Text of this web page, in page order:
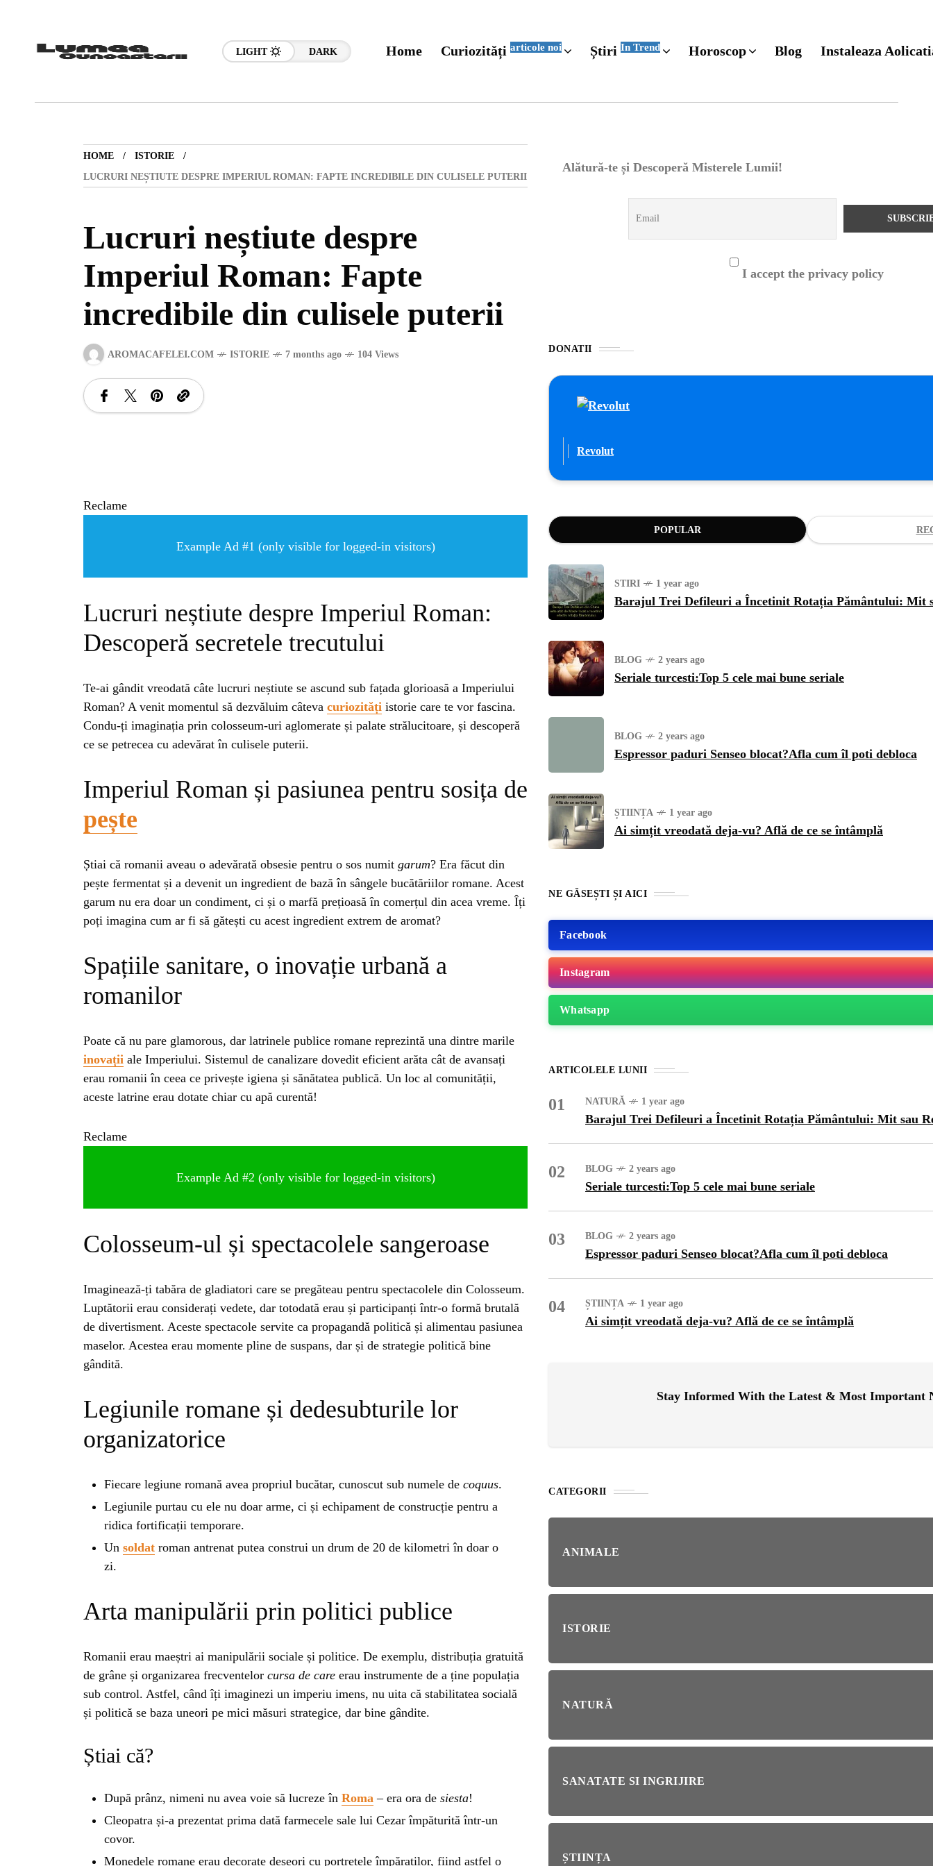
LIGHT DARK Home Curiozități articole noi Știri In Trend Horoscop Blog Instaleaza
HOME
ISTORIE
LUCRURI NEȘTIUTE DESPRE IMPERIUL ROMAN: FAPTE INCREDIBILE DIN CULISELE PUTERII
Lucruri neștiute despre
Imperiul Roman: Fapte
incredibile din culisele puterii
AROMACAFELEI.COM ISTORIE 7 months ago 104 Views
Reclame
Example Ad #1 (only visible for logged-in visitors)
Lucruri neștiute despre Imperiul Roman:
Descoperă secretele trecutului
Te-ai gândit vreodată câte lucruri neștiute se ascund sub fațada glorioasă a Imperiului
Roman? A venit momentul să dezvăluim câteva curiozități istorie care te vor fascina.
Condu-ți imaginația prin colosseum-uri aglomerate și palate strălucitoare, și descoperă
ce se petrecea cu adevărat în culisele puterii.
Imperiul Roman și pasiunea pentru sosița de
pește
Știai că romanii aveau o adevărată obsesie pentru o sos numit garum? Era făcut din
pește fermentat și a devenit un ingredient de bază în sângele bucătăriilor romane. Acest
garum nu era doar un condiment, ci și o marfă prețioasă în comerțul din acea vreme. Îți
poți imagina cum ar fi să gătești cu acest ingredient extrem de aromat?
Spațiile sanitare, o inovație urbană a
romanilor
Poate că nu pare glamorous, dar latrinele publice romane reprezintă una dintre marile
inovații ale Imperiului. Sistemul de canalizare dovedit eficient arăta cât de avansați
erau romanii în ceea ce privește igiena și sănătatea publică. Un loc al comunității,
aceste latrine erau dotate chiar cu apă curentă!
Reclame
Example Ad #2 (only visible for logged-in visitors)
Colosseum-ul și spectacolele sangeroase
Imaginează-ți tabăra de gladiatori care se pregăteau pentru spectacolele din Colosseum.
Luptătorii erau considerați vedete, dar totodată erau și participanți într-o formă brutală
de divertisment. Aceste spectacole servite ca propagandă politică și alimentau pasiunea
maselor. Acestea erau momente pline de suspans, dar și de strategie politică bine
gândită.
Legiunile romane și dedesubturile lor
organizatorice
Fiecare legiune romană avea propriul bucătar, cunoscut sub numele de coquus.
Legiunile purtau cu ele nu doar arme, ci și echipament de construcție pentru a
ridica fortificații temporare.
Un soldat roman antrenat putea construi un drum de 20 de kilometri în doar o
zi.
Arta manipulării prin politici publice
Romanii erau maeștri ai manipulării sociale și politice. De exemplu, distribuția gratuită
de grâne și organizarea frecventelor cursa de care erau instrumente de a ține populația
sub control. Astfel, când îți imaginezi un imperiu imens, nu uita că stabilitatea socială
și politică se baza uneori pe mici măsuri strategice, dar bine gândite.
Știai că?
După prânz, nimeni nu avea voie să lucreze în Roma – era ora de siesta!
Cleopatra și-a prezentat prima dată farmecele sale lui Cezar împăturită într-un
covor.
Monedele romane erau decorate deseori cu portretele împăraților, fiind astfel o
Alătură-te și Descoperă Misterele Lumii!
I accept the privacy policy
DONATII
Revolut
POPULAR
STIRI 1 year ago
Barajul Trei Defileuri a Încetinit Rotația Pământului: Mit
BLOG 2 years ago
Seriale turcesti:Top 5 cele mai bune seriale
BLOG 2 years ago
Espressor paduri Senseo blocat?Afla cum îl poti debloca
ȘTIINȚA 1 year ago
Ai simțit vreodată deja-vu? Află de ce se întâmplă
NE GĂSEȘTI ȘI AICI
Facebook
Instagram
Whatsapp
ARTICOLELE LUNII
01 NATURĂ 1 year ago
Barajul Trei Defileuri a Încetinit Rotația Pământului: Mit sau
02 BLOG 2 years ago
Seriale turcesti:Top 5 cele mai bune seriale
03 BLOG 2 years ago
Espressor paduri Senseo blocat?Afla cum îl poti debloca
04 ȘTIINȚA 1 year ago
Ai simțit vreodată deja-vu? Află de ce se întâmplă
Stay Informed With the Latest & Most Important
CATEGORII
ANIMALE
ISTORIE
NATURĂ
SANATATE SI INGRIJIRE
ȘTIINȚA
HOME
BLOG
HOROSCOP
ENGLISH
CONTENT
TRAVEL
SANATATE SI
INGRIJIRE
NATURĂ
STIRI
ȘTIINȚA
OAMENI
Barajul Trei Defileuri a
BLOG 2 years ago
bune seriale
blocat?Afla cum îl poti
debloca
Află de ce se întâmplă